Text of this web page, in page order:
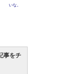
いな。
事をチ